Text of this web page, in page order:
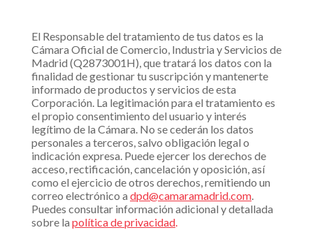
El Responsable del tratamiento de tus datos es la
Cámara Oficial de Comercio, Industria y Servicios de
Madrid (Q2873001H), que tratará los datos con la
finalidad de gestionar tu suscripción y mantenerte
informado de productos y servicios de esta
Corporación. La legitimación para el tratamiento es
el propio consentimiento del usuario y interés
legítimo de la Cámara. No se cederán los datos
personales a terceros, salvo obligación legal o
indicación expresa. Puede ejercer los derechos de
acceso, rectificación, cancelación y oposición, así
como el ejercicio de otros derechos, remitiendo un
correo electrónico a dpd@camaramadrid.com.
Puedes consultar información adicional y detallada
sobre la política de privacidad.